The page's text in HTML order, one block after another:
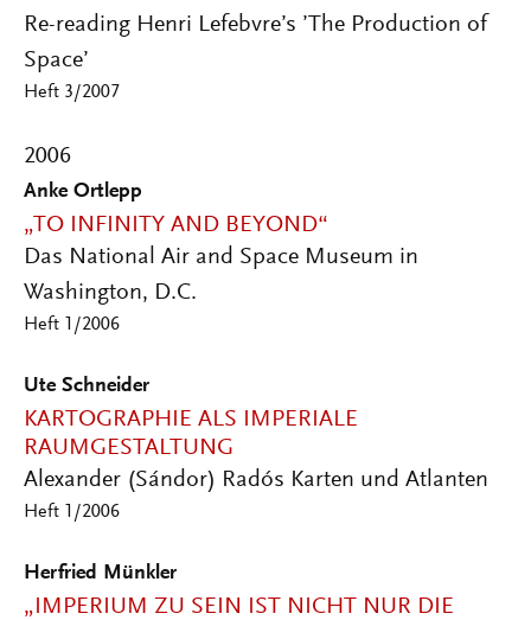
Re-reading Henri Lefebvre’s ’The Production of
Space’
Heft 3/2007
2006
Anke Ortlepp
„TO INFINITY AND BEYOND“
Das National Air and Space Museum in
Washington, D.C.
Heft 1/2006
Ute Schneider
KARTOGRAPHIE ALS IMPERIALE
RAUMGESTALTUNG
Alexander (Sándor) Radós Karten und Atlanten
Heft 1/2006
Herfried Münkler
„IMPERIUM ZU SEIN IST NICHT NUR DIE